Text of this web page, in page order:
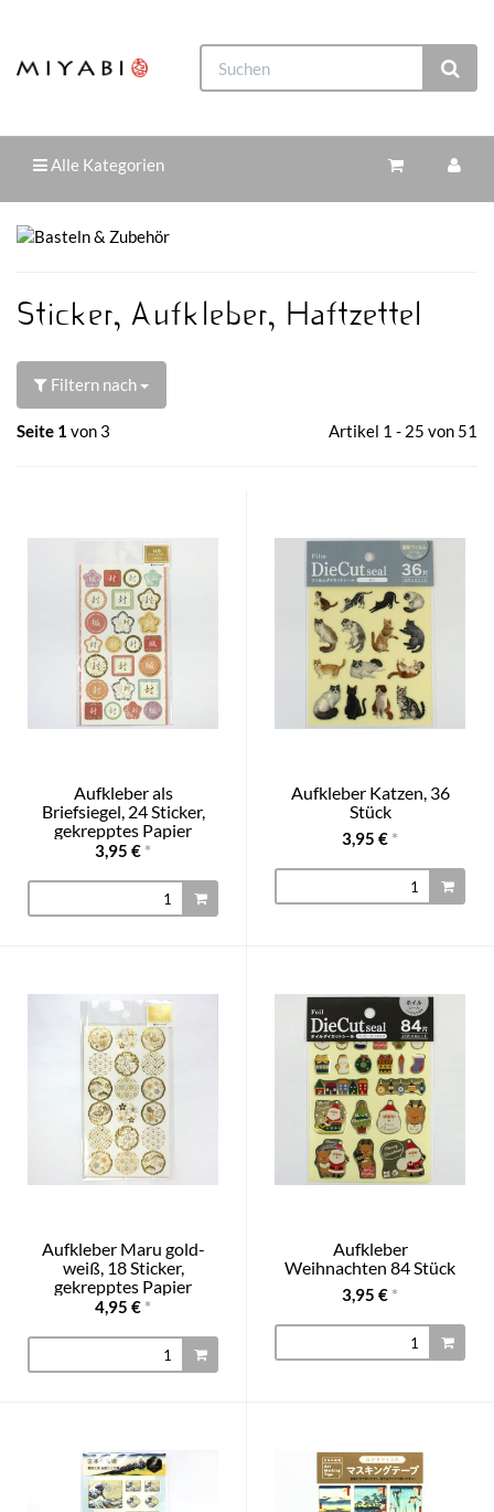
Alle Kategorien
Sticker, Aufkleber, Haftzettel
Filtern nach
Seite 1 von 3 Artikel 1 - 25 von 51
Aufkleber als
Briefsiegel, 24 Sticker,
gekrepptes Papier
3,95 € *
Aufkleber Katzen, 36
Stück
3,95 € *
Aufkleber Maru gold-
weiß, 18 Sticker,
gekrepptes Papier
4,95 € *
Aufkleber
Weihnachten 84 Stück
3,95 € *